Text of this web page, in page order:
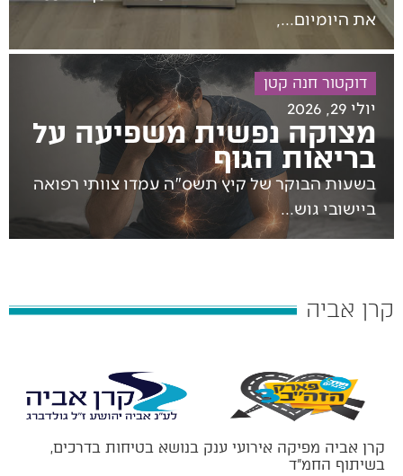
‬את‭ ‬היומיום‭,...
דוקטור חנה קטן
יולי 29, 2026
מצוקה נפשית משפיעה על
בריאות הגוף
‬ביישובי‭ ‬גוש‭...
קרן אביה
קרן אביה מפיקה אירועי ענק בנושא בטיחות בדרכים,
בשיתוף החמ”ד